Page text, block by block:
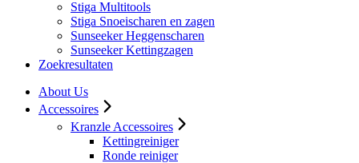
Stiga Multitools
Stiga Snoeischaren en zagen
Sunseeker Heggenscharen
Sunseeker Kettingzagen
Zoekresultaten
About Us
Accessoires
Kranzle Accessoires
Kettingreiniger
Ronde reiniger